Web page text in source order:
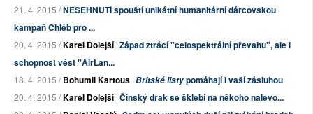
21. 4. 2015 /NESEHNUTÍ spouští unikátní humanitární dárcovskou
kampaň Chléb pro ...
20. 4. 2015 /Karel Dolejší Západ ztrácí "celospektrální převahu", ale i
schopnost vést "AirLan...
18. 4. 2015 /Bohumil Kartous Britské listypomáhají i vaší zásluhou
20. 4. 2015 /Karel Dolejší Čínský drak se šklebí na někoho nalevo...